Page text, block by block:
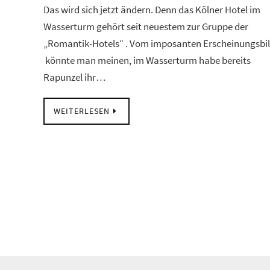
Das wird sich jetzt ändern. Denn das Kölner Hotel im
Wasserturm gehört seit neuestem zur Gruppe der
„Romantik-Hotels“ . Vom imposanten
könnte man meinen, im Wasserturm habe bereits
Rapunzel ihr…
WEITERLESEN